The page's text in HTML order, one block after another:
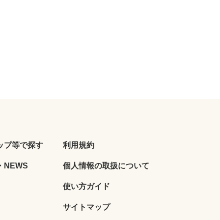
プ等で探す
NEWS
利用規約
個人情報の取扱について
使い方ガイド
サイトマップ